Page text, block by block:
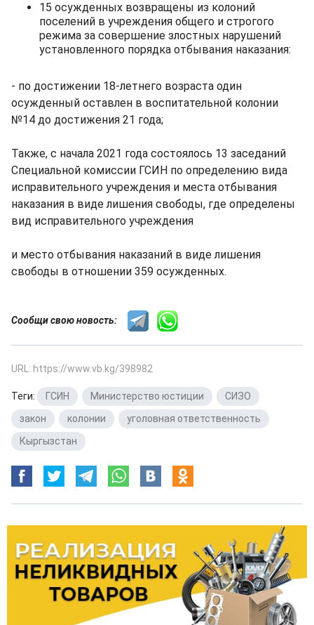
15 осужденных возвращены из колоний
поселений в учреждения общего и строгого
режима за совершение злостных нарушений
установленного порядка отбывания наказания:
- по достижении 18-летнего возраста один
осужденный оставлен в воспитательной колонии
№14 до достижения 21 года;
Также, с начала 2021 года состоялось 13 заседаний
Специальной комиссии ГСИН по определению вида
исправительного учреждения и места отбывания
наказания в виде лишения свободы, где определены
вид исправительного учреждения
и место отбывания наказаний в виде лишения
свободы в отношении 359 осужденных.
Сообщи свою новость:
URL: https://www.vb.kg/398982
Теги: ГСИН Министерство юстиции СИЗО
закон
колонии уголовная ответственность
Кыргызстан